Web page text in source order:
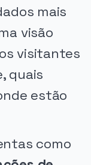
mais
visão
visitantes
quais
estão
como